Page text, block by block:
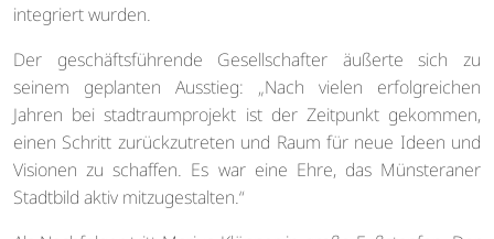
integriert wurden.
Der geschäftsführende Gesellschafter äußerte sich zu
seinem geplanten Ausstieg: „Nach vielen erfolgreichen
Jahren bei stadtraumprojekt ist der Zeitpunkt gekommen,
einen Schritt zurückzutreten und Raum für neue Ideen und
Visionen zu schaffen. Es war eine Ehre, das Münsteraner
Stadtbild aktiv mitzugestalten.“